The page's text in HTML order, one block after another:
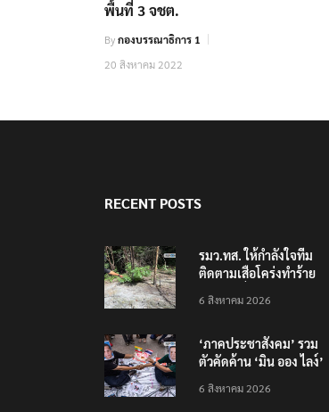
พื้นที่ 3 จชต.
Byกองบรรณาธิการ 1
20 สิงหาคม 2022
RECENT POSTS
รมว.ทส. ให้กำลังใจทีม
ติดตามเสือโคร่งทำร้าย
6 สิงหาคม 2026
‘ภาคประชาสังคม’ รวม
ตัวคัดค้าน ‘มิน ออง ไลง์’
ต้อนรับอาชญากร’
6 สิงหาคม 2026